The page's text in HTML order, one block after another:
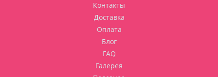
Контакты
Доставка
Оплата
Блог
FAQ
Галерея